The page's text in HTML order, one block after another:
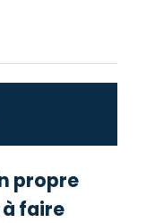
propre
faire